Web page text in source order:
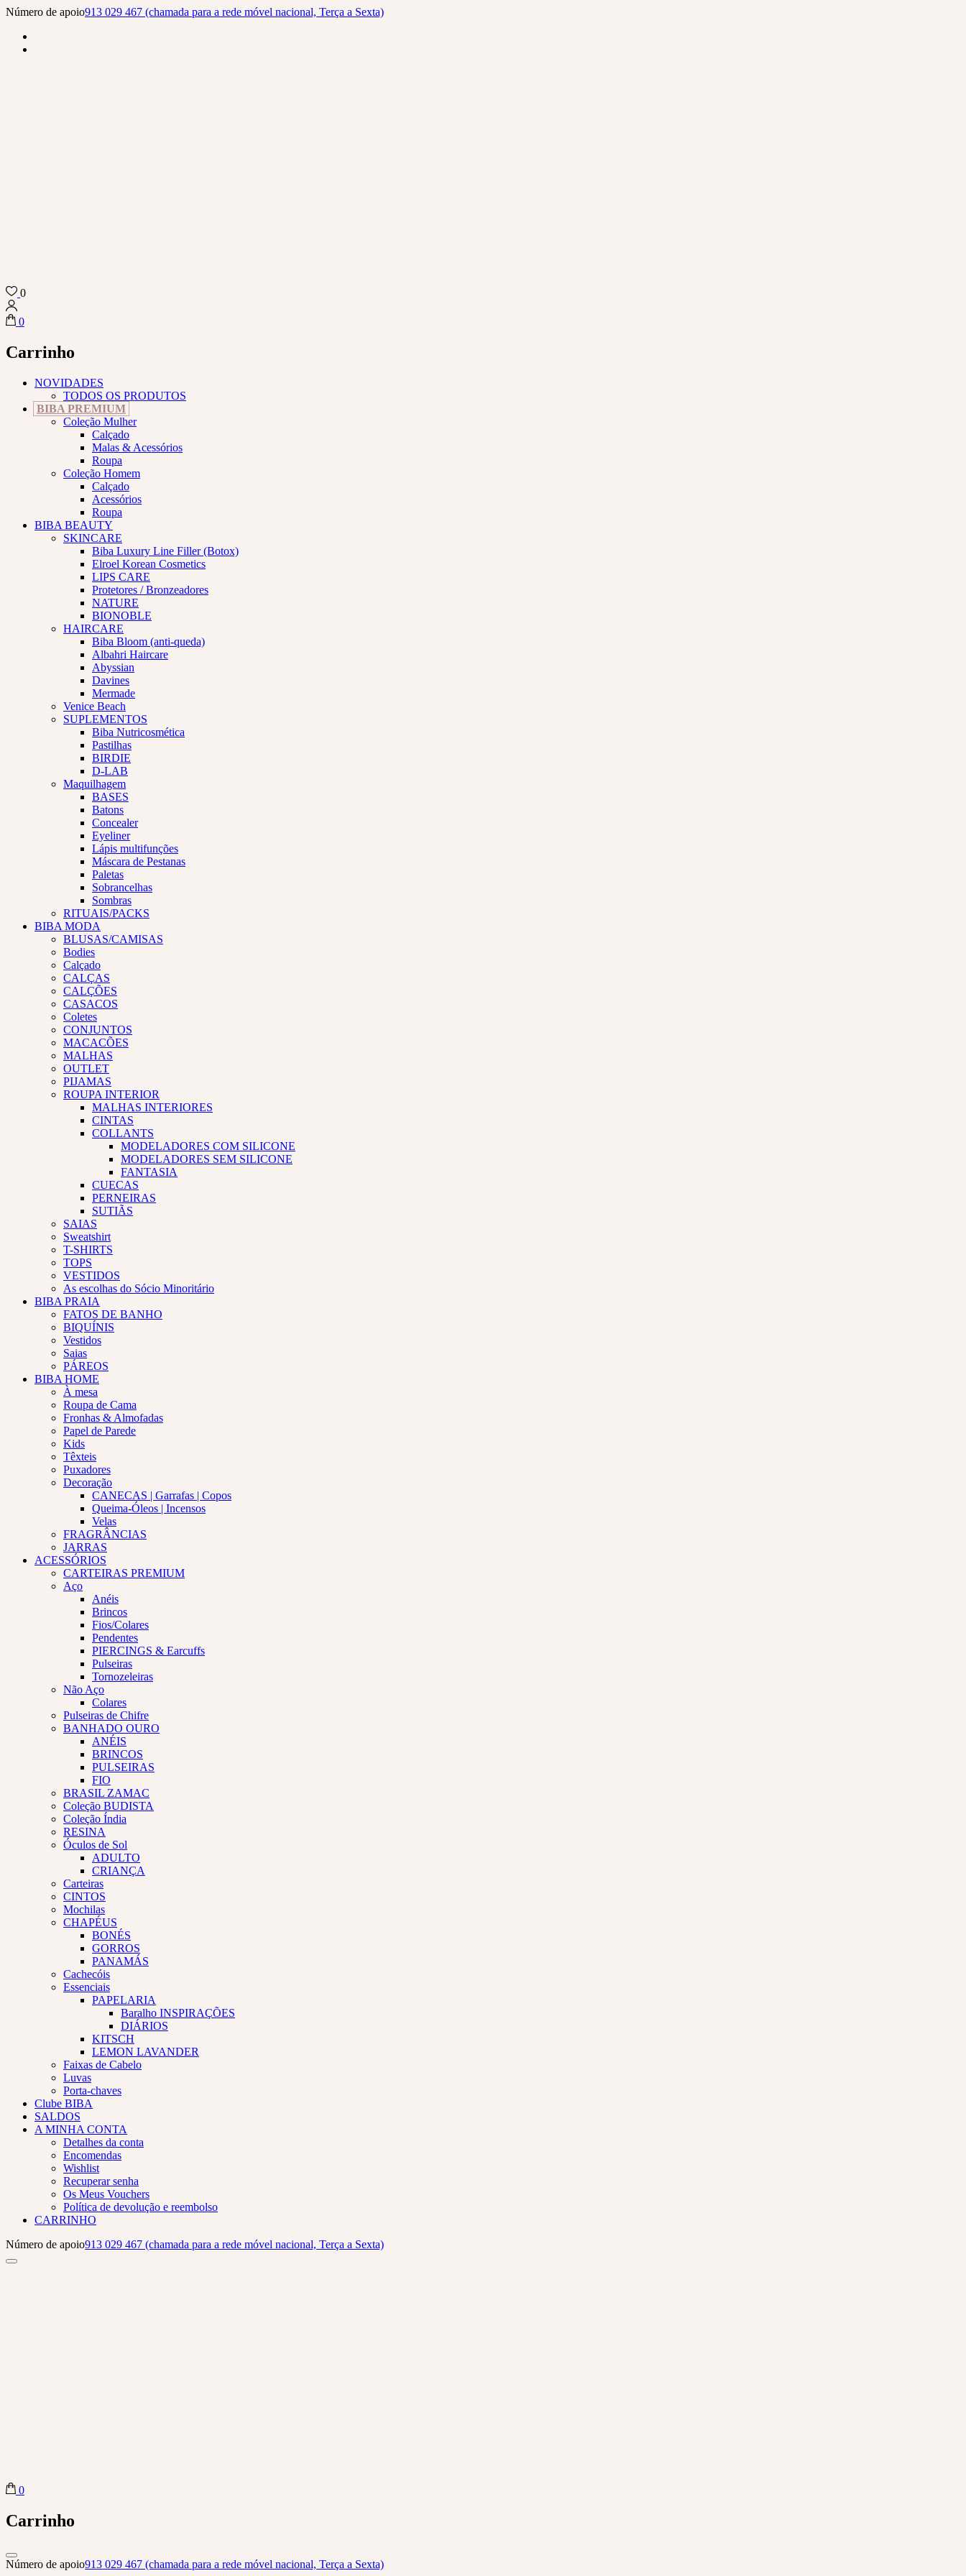
Skip
content
(Press
Número de apoio913 029 467 (chamada para a rede móvel nacional, Terça a Sexta)
Biba Concept Store
0
0
Carrinho
NOVIDADES
TODOS OS PRODUTOS
BIBA PREMIUM
Coleção Mulher
Calçado
Malas & Acessórios
Roupa
Coleção Homem
Calçado
Acessórios
Roupa
BIBA BEAUTY
SKINCARE
Biba Luxury Line Filler (Botox)
Elroel Korean Cosmetics
LIPS CARE
Protetores / Bronzeadores
NATURE
BIONOBLE
HAIRCARE
Biba Bloom (anti-queda)
Albahri Haircare
Abyssian
Davines
Mermade
Venice Beach
SUPLEMENTOS
Biba Nutricosmética
Pastilhas
BIRDIE
D-LAB
Maquilhagem
BASES
Batons
Concealer
Eyeliner
Lápis multifunções
Máscara de Pestanas
Paletas
Sobrancelhas
Sombras
RITUAIS/PACKS
BIBA MODA
BLUSAS/CAMISAS
Bodies
Calçado
CALÇAS
CALÇÕES
CASACOS
Coletes
CONJUNTOS
MACACÕES
MALHAS
OUTLET
PIJAMAS
ROUPA INTERIOR
MALHAS INTERIORES
CINTAS
COLLANTS
MODELADORES COM SILICONE
MODELADORES SEM SILICONE
FANTASIA
CUECAS
PERNEIRAS
SUTIÃS
SAIAS
Sweatshirt
T-SHIRTS
TOPS
VESTIDOS
As escolhas do Sócio Minoritário
BIBA PRAIA
FATOS DE BANHO
BIQUÍNIS
Vestidos
Saias
PÁREOS
BIBA HOME
À mesa
Roupa de Cama
Fronhas & Almofadas
Papel de Parede
Kids
Têxteis
Puxadores
Decoração
CANECAS | Garrafas | Copos
Queima-Óleos | Incensos
Velas
FRAGRÂNCIAS
JARRAS
ACESSÓRIOS
CARTEIRAS PREMIUM
Aço
Anéis
Brincos
Fios/Colares
Pendentes
PIERCINGS & Earcuffs
Pulseiras
Tornozeleiras
Não Aço
Colares
Pulseiras de Chifre
BANHADO OURO
ANÉIS
BRINCOS
PULSEIRAS
FIO
BRASIL ZAMAC
Coleção BUDISTA
Coleção Índia
RESINA
Óculos de Sol
ADULTO
CRIANÇA
Carteiras
CINTOS
Mochilas
CHAPÉUS
BONÉS
GORROS
PANAMÁS
Cachecóis
Essenciais
PAPELARIA
Baralho INSPIRAÇÕES
DIÁRIOS
KITSCH
LEMON LAVANDER
Faixas de Cabelo
Luvas
Porta-chaves
Clube BIBA
SALDOS
A MINHA CONTA
Detalhes da conta
Encomendas
Wishlist
Recuperar senha
Os Meus Vouchers
Política de devolução e reembolso
CARRINHO
Número de apoio913 029 467 (chamada para a rede móvel nacional, Terça a Sexta)
Biba Concept Store
0
Carrinho
Número de apoio913 029 467 (chamada para a rede móvel nacional, Terça a Sexta)